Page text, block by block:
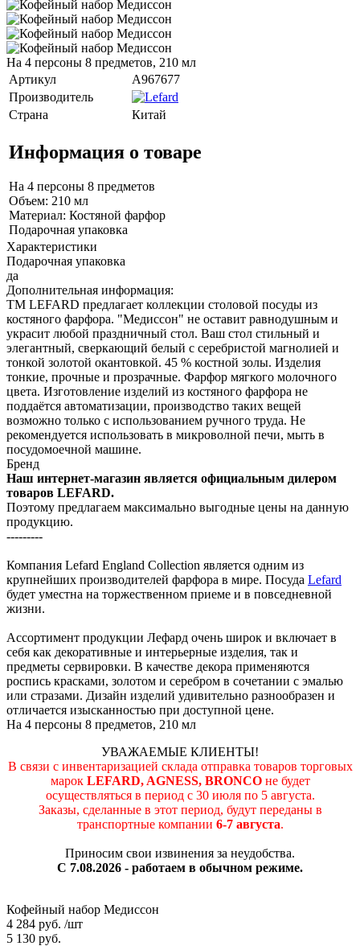
На 4 персоны 8 предметов, 210 мл
Артикул
A967677
Производитель
Страна
Китай
Информация о товаре
На 4 персоны 8 предметов
Объем: 210 мл
Материал: Костяной фарфор
Подарочная упаковка
Характеристики
Подарочная упаковка
да
Дополнительная информация:
ТМ LEFARD предлагает коллекции столовой посуды из
костяного фарфора. "Медиссон" не оставит равнодушным и
украсит любой праздничный стол. Ваш стол стильный и
элегантный, сверкающий белый с серебристой магнолией и
тонкой золотой окантовкой. 45 % костной золы. Изделия
тонкие, прочные и прозрачные. Фарфор мягкого молочного
цвета. Изготовление изделий из костяного фарфора не
поддаётся автоматизации, производство таких вещей
возможно только с использованием ручного труда. Не
рекомендуется использовать в микроволной печи, мыть в
посудомоечной машине.
Бренд
Наш интернет-магазин является официальным дилером
товаров LEFARD.
Поэтому предлагаем максимально выгодные цены на данную
продукцию.
---------
Компания Lefard England Collection является одним из
крупнейших производителей фарфора в мире. Посуда Lefard
будет уместна на торжественном приеме и в повседневной
жизни.
Ассортимент продукции Лефард очень широк и включает в
себя как декоративные и интерьерные изделия, так и
предметы сервировки. В качестве декора применяются
роспись красками, золотом и серебром в сочетании с эмалью
или стразами. Дизайн изделий удивительно разнообразен и
отличается изысканностью при доступной цене.
На 4 персоны 8 предметов, 210 мл
УВАЖАЕМЫЕ КЛИЕНТЫ!
В связи с инвентаризацией склада отправка товаров торговых
марок LEFARD, AGNESS, BRONCOне будет
осуществляться в период c 30 июля по 5 августа.
Заказы, сделанные в этот период, будут переданы в
транспортные компании 6-7 августа.
Приносим свои извинения за неудобства.
С 7.08.2026 - работаем в обычном режиме.
Кофейный набор Медиссон
4 284 руб. /шт
5 130 руб.